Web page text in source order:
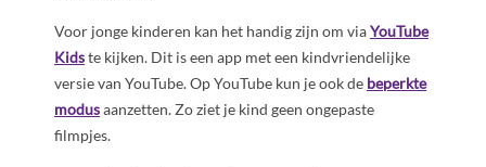
Voor jonge kinderen kan het handig zijn om viaYouTube
Kidste kijken. Dit is een app met een kindvriendelijke
versie van YouTube. Op YouTube kun je ook de beperkte
modusaanzetten. Zo ziet je kind geen ongepaste
filmpjes.